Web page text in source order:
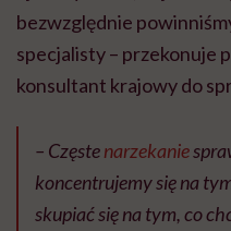
bezwzględnie
specjalisty – przekonuje
konsultant krajowy do
– Częstenarzekanie
koncentrujemy się na
skupiać się na tym, co